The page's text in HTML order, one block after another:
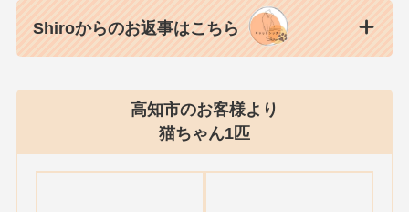
Shiroからのお返事はこちら
高知市のお客様より
猫ちゃん1匹